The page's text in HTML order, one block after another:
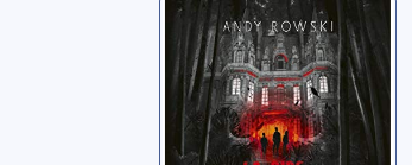
La pire soirée de
ta vie
Rowski, Andy